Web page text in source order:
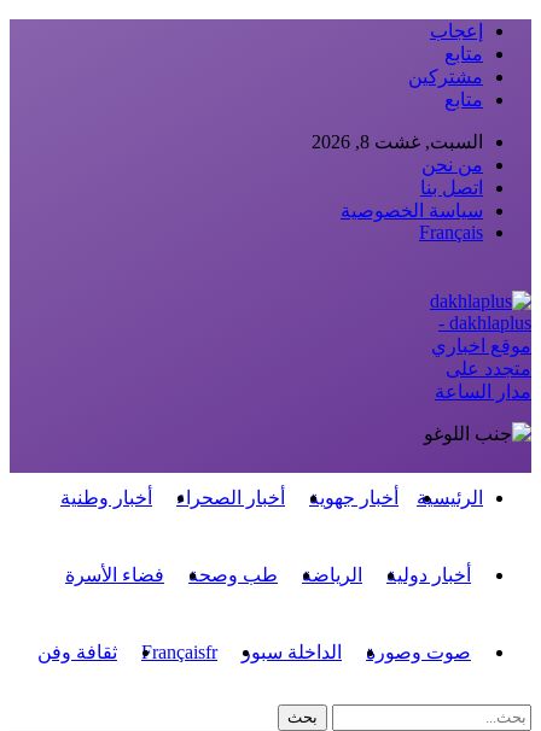
إعجاب
متابع
مشتركين
متابع
السبت, غشت 8, 2026
من نحن
اتصل بنا
سياسة الخصوصية
Français
dakhlaplus -
موقع اخباري
متجدد على
مدار الساعة
الرئيسية أخبار جهوية أخبار الصحراء أخبار وطنية
أخبار دولية الرياضة طب وصحة فضاء الأسرة
صوت وصورة الداخلة سبور Françaisfr ثقافة وفن